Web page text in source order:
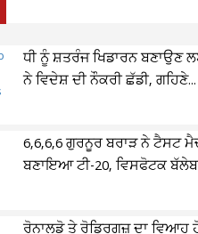
ਧੀ ਨੂੰ ਸ਼ਤਰੰਜ ਖਿਡਾਰਨ ਬਣਾਉਣ
ਨੇ ਵਿਦੇਸ਼ ਦੀ ਨੌਕਰੀ ਛੱਡੀ, ਗਹਿਣੇ...
6,6,6,6 ਗੁਰਨੂਰ ਬਰਾੜ ਨੇ ਟੈਸਟ
ਬਣਾਇਆ ਟੀ-20, ਵਿਸਫੋਟਕ
ਰੋਨਾਲਡੋ ਤੇ ਰੋਡ੍ਰਿਗਜ਼ ਦਾ ਵਿਆਹ